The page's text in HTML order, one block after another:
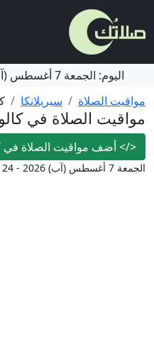
اليوم: الجمعة 7 أغسطس (آب) 2026م
مواقيت الصلاة
سيريلانكا
مواقيت الصلاة في
</>أضف مواقيت الصلاة في
الجمعة 7 أغسطس (آب) 2026 - 24 صفر 1448